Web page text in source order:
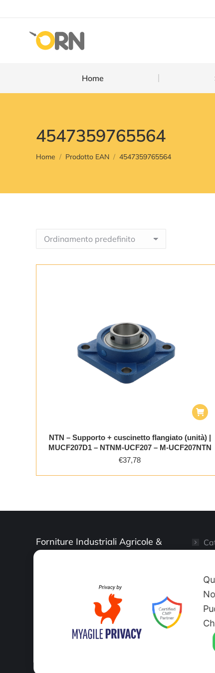
Home
4547359765564
You are here:
Home Prodotto EAN 4547359765564
NTN – Supporto + cuscinetto flangiato (unità) |
MUCF207D1 – NTNM-UCF207 – M-UCF207NTN
€37,78
Forniture Industriali Agricole &
Artigianali